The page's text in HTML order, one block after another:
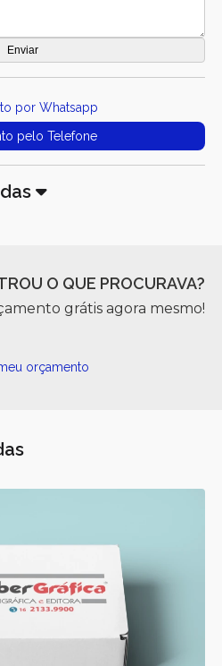
por Whatsapp
pelo Telefone
O QUE PROCURAVA?
grátis agora mesmo!
orçamento